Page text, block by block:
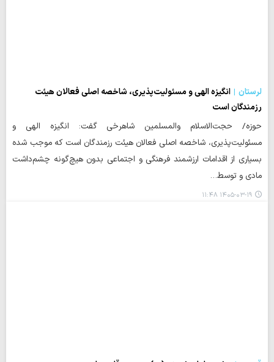
لرستان
انگیزه الهی و مسئولیت‌پذیری، شاخصه اصلی فعالان هیئت
رزمندگان است
حوزه/ حجت‌الاسلام والمسلمین شاهرخی گفت: انگیزه الهی و
مسئولیت‌پذیری، شاخصه اصلی فعالان هیئت رزمندگان است که موجب شده
بسیاری از اقدامات ارزشمند فرهنگی و اجتماعی بدون هیچ‌گونه چشم‌داشت
مادی و توسط…
۱۴۰۵-۰۳-۱۹ ۱۱:۴۸